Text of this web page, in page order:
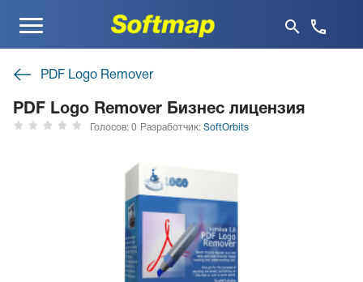
Меню
PDF Logo Remover
PDF Logo Remover Бизнес лицензия
Голосов: 0 Разработчик: SoftOrbits